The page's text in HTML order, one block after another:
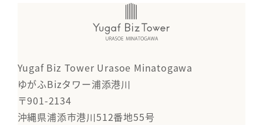
Yugaf Biz Tower Urasoe Minatogawa
ゆがふBizタワー浦添港川
〒901-2134
沖縄県浦添市港川512番地55号